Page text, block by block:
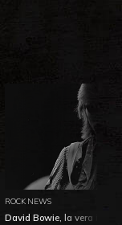
ROCK NEWS
David Bowie, la vera